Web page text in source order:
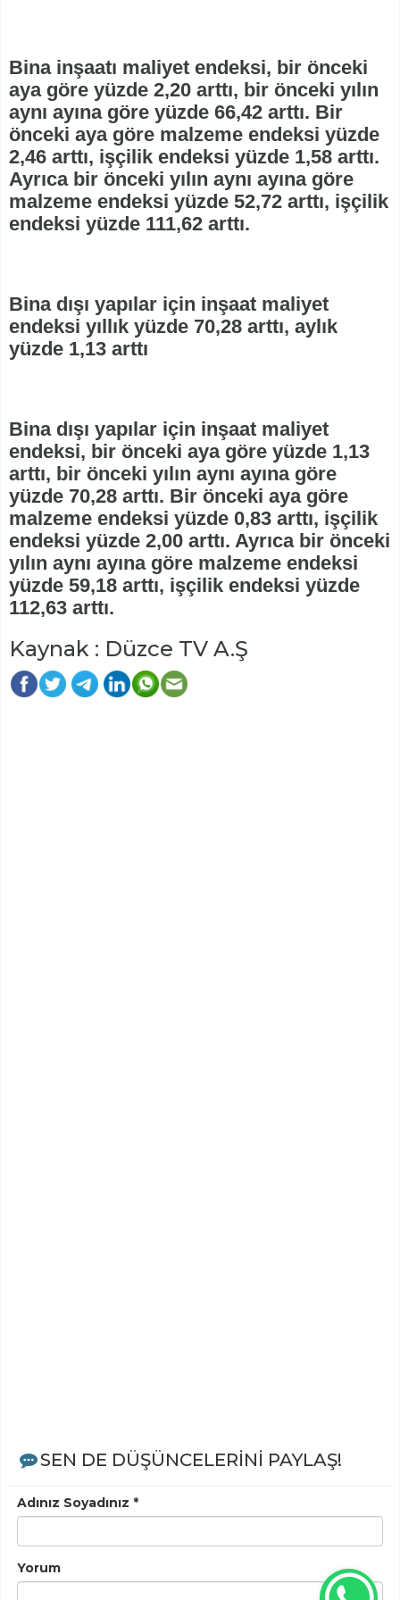
Bina inşaatı maliyet endeksi, bir önceki
aya göre yüzde 2,20 arttı, bir önceki yılın
aynı ayına göre yüzde 66,42 arttı. Bir
önceki aya göre malzeme endeksi yüzde
2,46 arttı, işçilik endeksi yüzde 1,58 arttı.
Ayrıca bir önceki yılın aynı ayına göre
malzeme endeksi yüzde 52,72 arttı, işçilik
endeksi yüzde 111,62 arttı.
Bina dışı yapılar için inşaat maliyet
endeksi yıllık yüzde 70,28 arttı, aylık
yüzde 1,13 arttı
Bina dışı yapılar için inşaat maliyet
endeksi, bir önceki aya göre yüzde 1,13
arttı, bir önceki yılın aynı ayına göre
yüzde 70,28 arttı. Bir önceki aya göre
malzeme endeksi yüzde 0,83 arttı, işçilik
endeksi yüzde 2,00 arttı. Ayrıca bir önceki
yılın aynı ayına göre malzeme endeksi
yüzde 59,18 arttı, işçilik endeksi yüzde
112,63 arttı.
Kaynak : Düzce TV A.Ş
SEN DE DÜŞÜNCELERİNİ PAYLAŞ!
Adınız Soyadınız *
Yorum